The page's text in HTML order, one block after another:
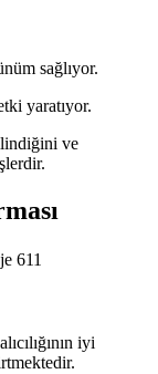
sağlıyor.
yaratıyor.
ve
611
iyi